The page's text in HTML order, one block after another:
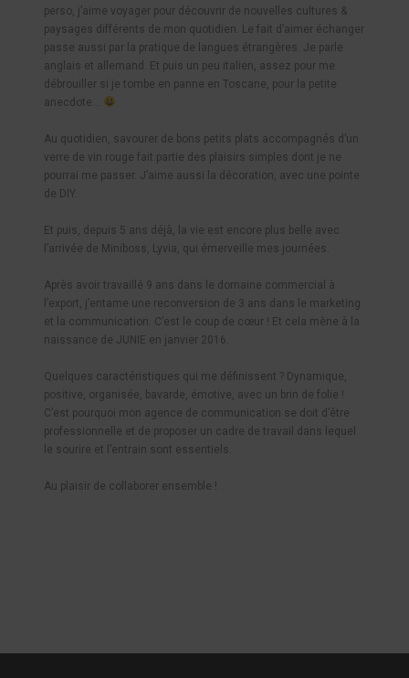
perso, j’aime voyager pour découvrir de nouvelles cultures &
paysages différents de mon quotidien. Le fait d’aimer échanger
passe aussi par la pratique de langues étrangères. Je parle
anglais et allemand. Et puis un peu italien, assez pour me
débrouiller si je tombe en panne en Toscane, pour la petite
anecdote…
Au quotidien, savourer de bons petits plats accompagnés d’un
verre de vin rouge fait partie des plaisirs simples dont je ne
pourrai me passer. J’aime aussi la décoration, avec une pointe
de DIY.
Et puis, depuis 5 ans déjà, la vie est encore plus belle avec
l’arrivée de Miniboss, Lyvia, qui émerveille mes journées.
Après avoir travaillé 9 ans dans le domaine commercial à
l’export, j’entame une reconversion de 3 ans dans le marketing
et la communication. C’est le coup de cœur ! Et cela mène à la
naissance de JUNIE en janvier 2016.
Quelques caractéristiques qui me définissent ? Dynamique,
positive, organisée, bavarde, émotive, avec un brin de folie !
C’est pourquoi mon agence de communication se doit d’être
professionnelle et de proposer un cadre de travail dans lequel
le sourire et l’entrain sont essentiels.
Au plaisir de collaborer ensemble !